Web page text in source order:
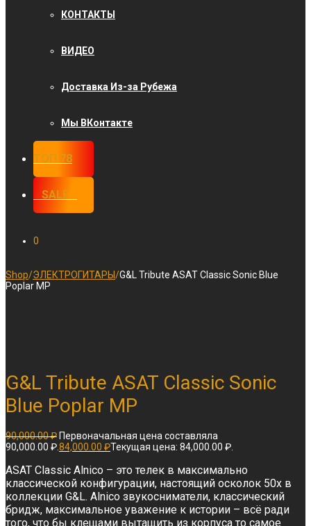
КОНТАКТЫ
ВИДЕО
Доставка Из-за Рубежа
Мы ВКонтакте
ТОП 78
⠀SALE⠀
0
Shop/ЭЛЕКТРОГИТАРЫ/G&L Tribute ASAT Classic Sonic Blue
Poplar MP
G&L Tribute ASAT Classic Sonic
Blue Poplar MP
90,000.00₽Первоначальная цена составляла
90,000.00 ₽.84,000.00 ₽Текущая цена: 84,000.00 ₽.
ASAT Classic Alnico – это телек в максимально
классической конфигурации, настоящий осколок 50х в
коллекции G&L. Alnico звукосниматели, классический
бридж, максимальное уважение к истории – всё ради
того, что бы клещами вытащить из корпуса то самое